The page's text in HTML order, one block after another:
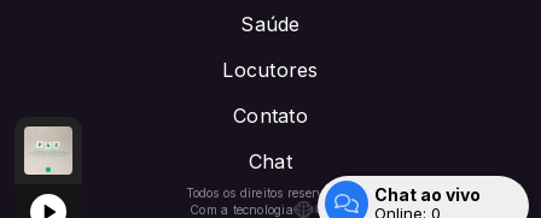
padrao TARDE DE ADORAÇÃO E LOUVOR -DOE PIX:
Cover Felipe salvaon - salmo 121, música yeshua josegusto
Saúde
Locutores
Contato
Chat
Todos os direitos reservados.
Com a tecnologia
Chat ao vivo
Online: 0